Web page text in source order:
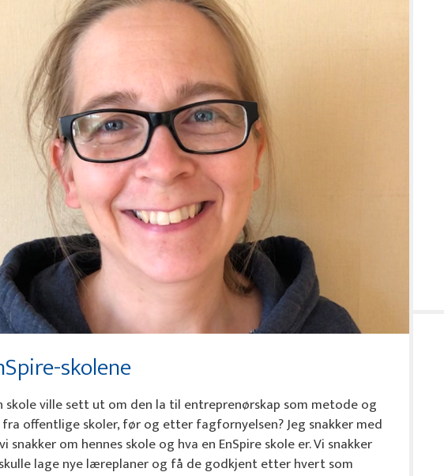
skolene
skole ville sett ut om den la til entreprenørskap som metode og
offentlige skoler, før og etter fagfornyelsen? Jeg snakker med
om hennes skole og hva en EnSpire skole er. Vi snakker
lage nye læreplaner og få de godkjent etter hvert som